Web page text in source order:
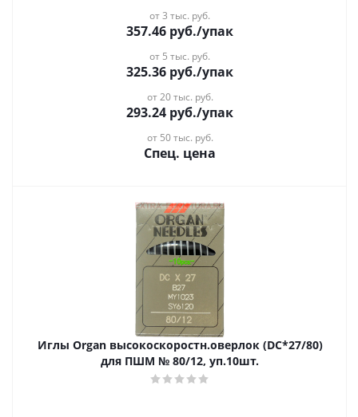
от 3 тыс. руб.
357.46 руб./упак
от 5 тыс. руб.
325.36 руб./упак
от 20 тыс. руб.
293.24 руб./упак
от 50 тыс. руб.
Спец. цена
Иглы Organ высокоскоростн.оверлок (DC*27/80)
для ПШМ № 80/12, уп.10шт.